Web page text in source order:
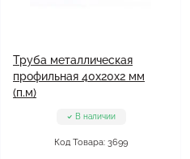
Труба металлическая
профильная 40x20x2 мм
(п.м)
В наличии
Код Товара: 3699